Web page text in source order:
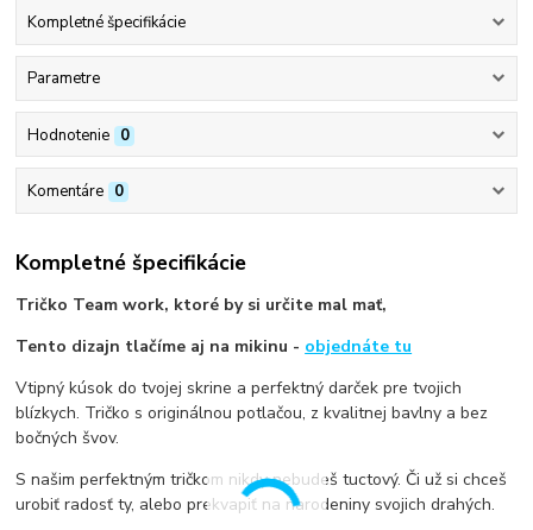
Kompletné špecifikácie
Parametre
Hodnotenie 0
Komentáre 0
Kompletné špecifikácie
Tričko Team work, ktoré by si určite mal mať,
Tento dizajn tlačíme aj na mikinu - objednáte tu
Vtipný kúsok do tvojej skrine a perfektný darček pre tvojich
blízkych. Tričko s originálnou potlačou, z kvalitnej bavlny a bez
bočných švov.
S našim perfektným tričkom nikdy nebudeš tuctový. Či už si chceš
urobiť radosť ty, alebo prekvapiť na narodeniny svojich drahých.